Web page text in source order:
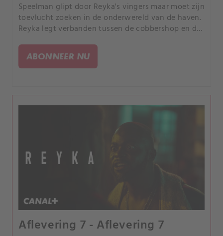
Speelman glipt door Reyka's vingers maar moet zijn
toevlucht zoeken in de onderwereld van de haven.
Reyka legt verbanden tussen de cobbershop en de
identiteit van de moordenaar te ontrafelen.
ABONNEER NU
Aflevering 7 - Aflevering 7